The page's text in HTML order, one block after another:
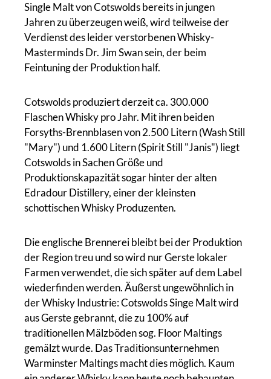
Single Malt von Cotswolds bereits in jungen
Jahren zu überzeugen weiß, wird teilweise der
Verdienst des leider verstorbenen Whisky-
Masterminds Dr. Jim Swan sein, der beim
Feintuning der Produktion half.
Cotswolds produziert derzeit ca. 300.000
Flaschen Whisky pro Jahr. Mit ihren beiden
Forsyths-Brennblasen von 2.500 Litern (Wash Still
"Mary") und 1.600 Litern (Spirit Still "Janis") liegt
Cotswolds in Sachen Größe und
Produktionskapazität sogar hinter der alten
Edradour Distillery, einer der kleinsten
schottischen Whisky Produzenten.
Die englische Brennerei bleibt bei der Produktion
der Region treu und so wird nur Gerste lokaler
Farmen verwendet, die sich später auf dem Label
wiederfinden werden. Äußerst ungewöhnlich in
der Whisky Industrie: Cotswolds Singe Malt wird
aus Gerste gebrannt, die zu 100% auf
traditionellen Mälzböden sog. Floor Maltings
gemälzt wurde. Das Traditionsunternehmen
Warminster Maltings macht dies möglich. Kaum